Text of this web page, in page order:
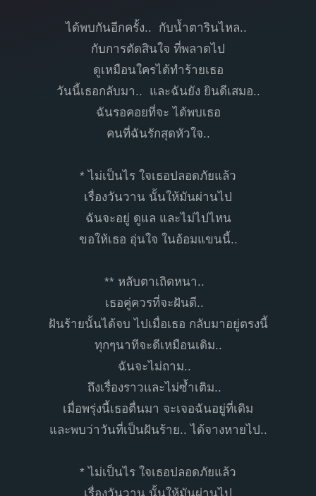
ได้พบกันอีกครั้ง.. กับน้ำตารินไหล..
กับการตัดสินใจ ที่พลาดไป
ดูเหมือนใครได้ทำร้ายเธอ
วันนี้เธอกลับมา.. และฉันยัง ยินดีเสมอ..
ฉันรอคอยที่จะ ได้พบเธอ
คนที่ฉันรักสุดหัวใจ..
* ไม่เป็นไร ใจเธอปลอดภัยแล้ว
เรื่องวันวาน นั้นให้มันผ่านไป
ฉันจะอยู่ ดูแล และไม่ไปไหน
ขอให้เธอ อุ่นใจ ในอ้อมแขนนี้..
** หลับตาเถิดหนา..
เธอคู่ควรที่จะฝันดี..
ฝันร้ายนั้นได้จบ ไปเมื่อเธอ กลับมาอยู่ตรงนี้
ทุกๆนาทีจะดีเหมือนเดิม..
ฉันจะไม่ถาม..
ถึงเรื่องราวและไม่ซ้ำเติม..
เมื่อพรุ่งนี้เธอตื่นมา จะเจอฉันอยู่ที่เดิม
และพบว่าวันที่เป็นฝันร้าย.. ได้จางหายไป..
* ไม่เป็นไร ใจเธอปลอดภัยแล้ว